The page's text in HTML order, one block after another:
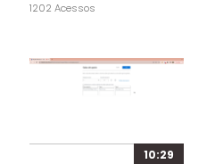
1202 Acessos
10:29